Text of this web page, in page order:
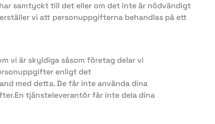
samtyckt till det eller om det inte är nödvändigt
vi att personuppgifterna behandlas på ett
vi är skyldiga såsom företag delar vi
enligt det
med detta. De får inte använda dina
tjänsteleverantör får inte dela dina